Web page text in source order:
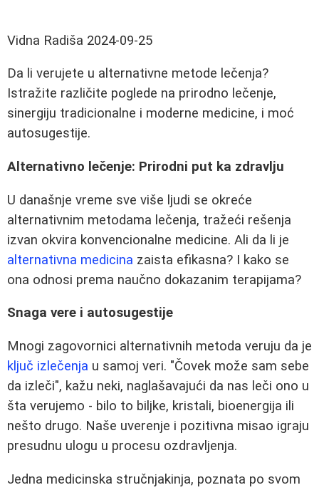
Vidna Radiša 2024-09-25
Da li verujete u alternativne metode lečenja?
Istražite različite poglede na prirodno lečenje,
sinergiju tradicionalne i moderne medicine, i moć
autosugestije.
Alternativno lečenje: Prirodni put ka zdravlju
U današnje vreme sve više ljudi se okreće
alternativnim metodama lečenja, tražeći rešenja
izvan okvira konvencionalne medicine. Ali da li je
alternativna medicina zaista efikasna? I kako se
ona odnosi prema naučno dokazanim terapijama?
Snaga vere i autosugestije
Mnogi zagovornici alternativnih metoda veruju da je
ključ izlečenja u samoj veri. "Čovek može sam sebe
da izleči", kažu neki, naglašavajući da nas leči ono u
šta verujemo - bilo to biljke, kristali, bioenergija ili
nešto drugo. Naše uverenje i pozitivna misao igraju
presudnu ulogu u procesu ozdravljenja.
Jedna medicinska stručnjakinja, poznata po svom